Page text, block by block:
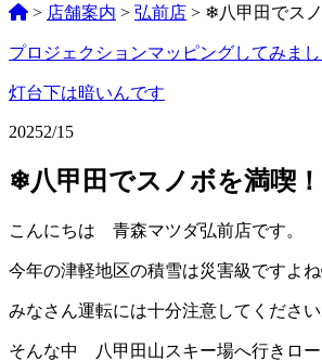
> 店舗案内 > 弘前店 > ❄八甲田でス
ペ
ー
ジ
ネ
ー
シ
ョ
ン
プロジェクションマッピングしてみまし
灯台下は暗いんです
20252/15
❄八甲田でスノボを満喫！
こんにちは 青森マツダ弘前店です。
今年の津軽地区の積雪は災害級ですよ
みなさん運転には十分注意してくださ
そんな中 八甲田山スキー場へ行きロ